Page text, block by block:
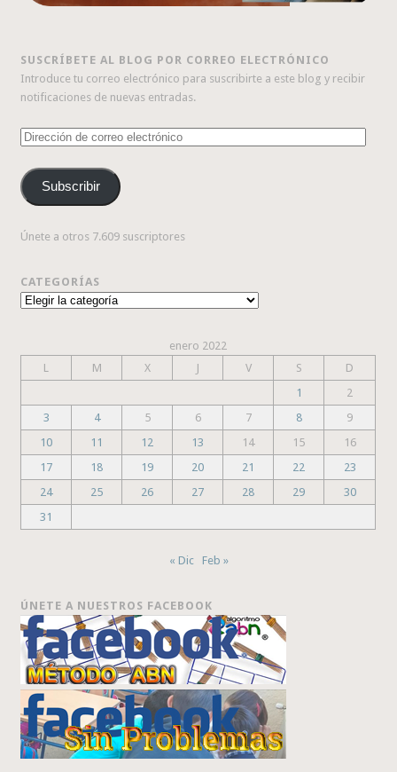
SUSCRÍBETE AL BLOG POR CORREO ELECTRÓNICO
Introduce tu correo electrónico para suscribirte a este blog y recibir
notificaciones de nuevas entradas.
Dirección
correo
electrónico
Subscribir
Únete a otros 7.609 suscriptores
CATEGORÍAS
Categorías
enero 2022
L
M X J V S
D
1
2
3
4 5 6 7 8
9
10
11 12 13 14 15
16
17
18 19 20 21 22
23
24
25 26 27 28 29
30
31
« Dic Feb »
ÚNETE A NUESTROS FACEBOOK